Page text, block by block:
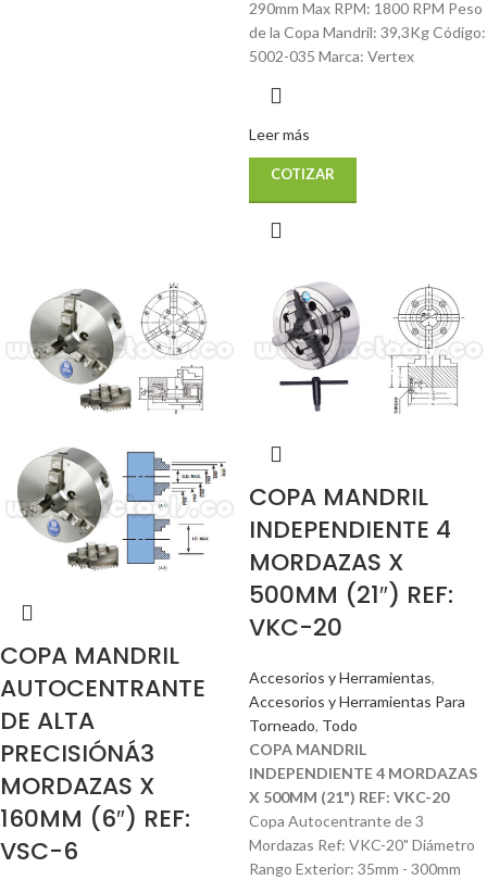
290mm Max RPM: 1800 RPM Peso
de la Copa Mandril: 39,3Kg Código:
5002-035 Marca: Vertex
Leer más
COTIZAR
COPA MANDRIL
AUTOCENTRANTE
DE ALTA
PRECISIÓNÁ3
MORDAZAS X
160MM (6″) REF:
VSC-6
COPA MANDRIL
INDEPENDIENTE 4
MORDAZAS X
500MM (21″) REF:
VKC-20
Accesorios y Herramientas,
Accesorios y Herramientas Para
Torneado, Todo
COPA MANDRIL
INDEPENDIENTE 4 MORDAZAS
X 500MM (21") REF: VKC-20
Copa Autocentrante de 3
Mordazas Ref: VKC-20" Diámetro
Rango Exterior: 35mm - 300mm